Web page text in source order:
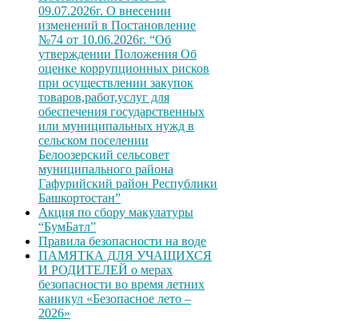
09.07.2026г. О внесении
изменений в Постановление
№74 от 10.06.2026г. “Об
утверждении Положения Об
оценке коррупционных рисков
при осуществлении закупок
товаров,работ,услуг для
обеспечения государственных
или муниципальных нужд в
сельском поселении
Белоозерский сельсовет
муниципального района
Гафурийский район Республики
Башкортостан”
Акция по сбору макулатуры
“БумБатл”
Правила безопасности на воде
ПАМЯТКА ДЛЯ УЧАЩИХСЯ
И РОДИТЕЛЕЙ о мерах
безопасности во время летних
каникул «Безопасное лето –
2026»